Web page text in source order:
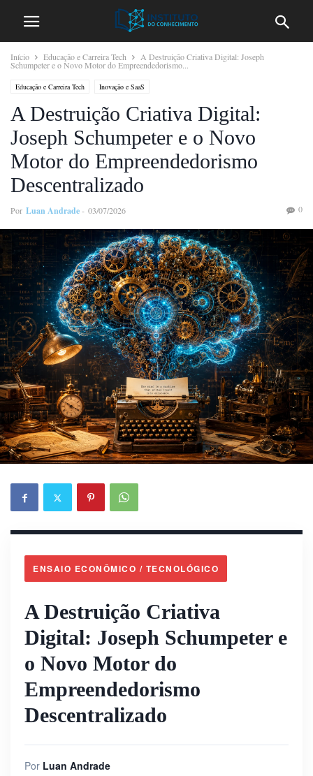
Início Educação e Carreira Tech A Destruição Criativa Digital: Joseph
Schumpeter e o Novo Motor do Empreendedorismo...
Educação e Carreira Tech Inovação e SaaS
A Destruição Criativa Digital:
Joseph Schumpeter e o Novo
Motor do Empreendedorismo
Descentralizado
Por Luan Andrade- 03/07/2026 0
ENSAIO ECONÔMICO / TECNOLÓGICO
A Destruição Criativa
Digital: Joseph Schumpeter e
o Novo Motor do
Empreendedorismo
Descentralizado
Por Luan Andrade